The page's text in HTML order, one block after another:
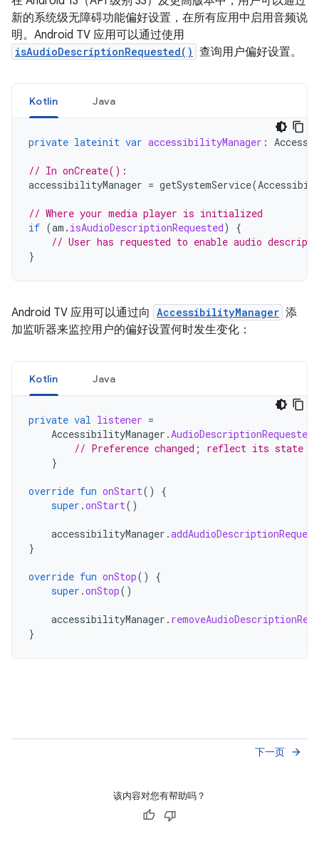
新的系统级无障碍功能偏好设置，在所有应用中启用音频说
明。Android TV 应用可以通过使用
isAudioDescriptionRequested() 查询用户偏好设置。
Kotlin Java
private lateinit var accessibilityManager :
// In onCreate():
accessibilityManager = getSystemService(
// Where your media player is initialized
if (am . isAudioDescriptionRequested)
{
// User has requested to enable audio
}
Android TV 应用可以通过向 AccessibilityManager 添
加监听器来监控用户的偏好设置何时发生变化：
Kotlin Java
private val listener =
AccessibilityManager .
// Preference changed; reflect its state in
}
override fun onStart()
{
super .onStart()
accessibilityManager .
}
override fun onStop()
{
super .onStop()
accessibilityManager .
}
下一页 arrow_forward
该内容对您有帮助吗？